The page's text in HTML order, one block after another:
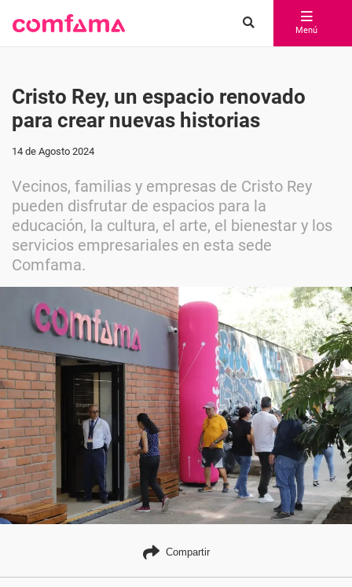
Menú
Cristo Rey, un espacio renovado
para crear nuevas historias
14 de Agosto 2024
Vecinos, familias y empresas de Cristo Rey
pueden disfrutar de espacios para la
educación, la cultura, el arte, el bienestar y los
servicios empresariales en esta sede
Comfama.
Compartir